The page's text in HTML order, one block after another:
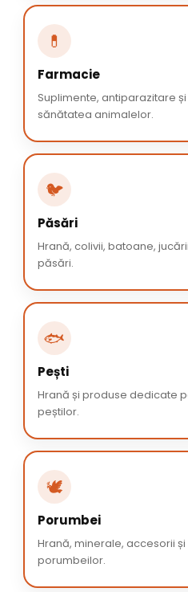
💊
Farmacie
Suplimente, antiparazitare
sănătatea animalelor.
🐦
Păsări
Hrană, colivii, batoane,
păsări.
🐟
Pești
Hrană și produse dedicate
peștilor.
🕊️
Porumbei
Hrană, minerale, accesorii
porumbeilor.